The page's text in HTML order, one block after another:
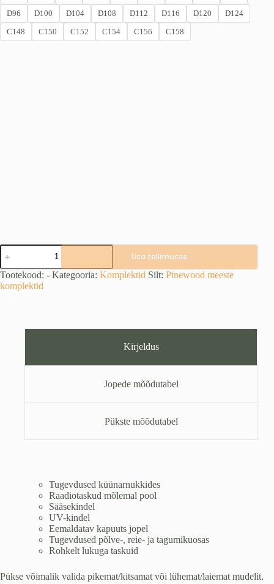
D96
D100 D104 D108 D112 D116 D120
D124
C148
C150 C152 C154 C156 C158
PINEWOOD
Furudal
Tracking
green
komplekt
Lisa tellimusse
Tootekood: - Kategooria: Komplektid Silt: Pinewood meeste
komplektid
Kirjeldus
Jopede mõõdutabel
Pükste mõõdutabel
Tugevdused küünarnukkides
Raadiotaskud mõlemal pool
Sääsekindel
UV-kindel
Eemaldatav kapuuts jopel
Tugevdused põlve-, reie- ja tagumikuosas
Rohkelt lukuga taskuid
Pükse võimalik valida pikemat/kitsamat või lühemat/laiemat mudelit.